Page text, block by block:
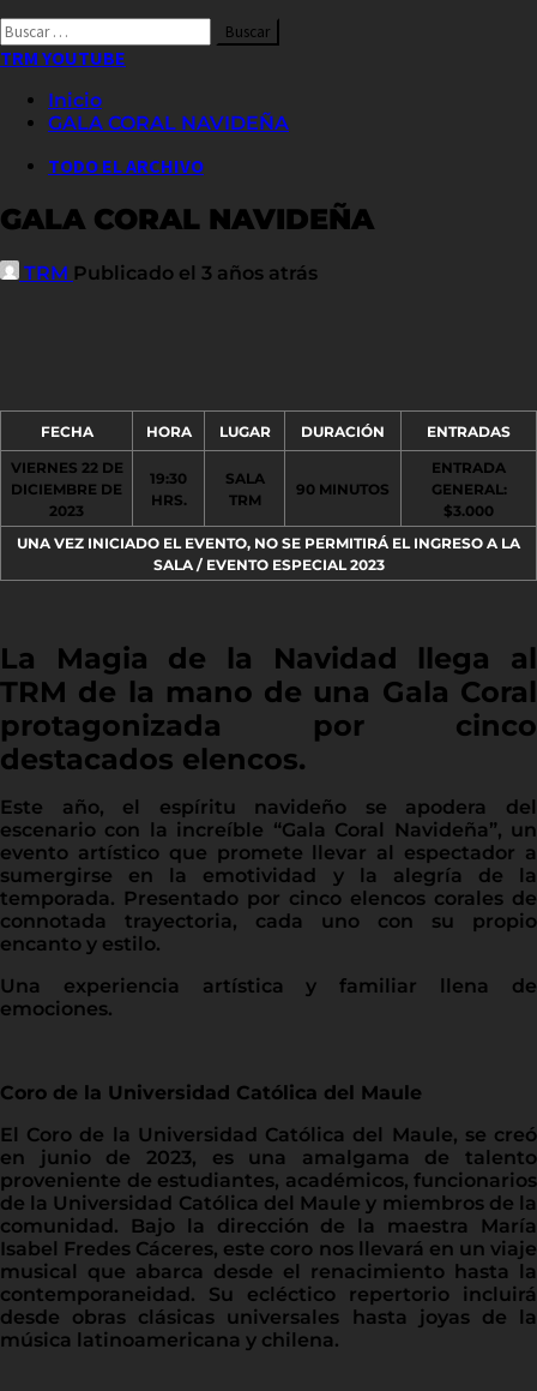
Buscar
por:
TRM YOUTUBE
Inicio
GALA CORAL NAVIDEÑA
TODO EL ARCHIVO
GALA CORAL NAVIDEÑA
TRM Publicado el 3 años atrás
FECHA HORA LUGAR DURACIÓN
ENTRADAS
VIERNES 22 DE
DICIEMBRE DE
2023
19:30
HRS.
SALA
TRM
90 MINUTOS
ENTRADA
GENERAL:
$3.000
UNA VEZ INICIADO EL EVENTO, NO SE PERMITIRÁ EL INGRESO A LA
SALA / EVENTO ESPECIAL 2023
La Magia de la Navidad llega al
TRM de la mano de una Gala Coral
protagonizada por cinco
destacados elencos.
Este año, el espíritu navideño se apodera del
escenario con la increíble “Gala Coral Navideña”, un
evento artístico que promete llevar al espectador a
sumergirse en la emotividad y la alegría de la
temporada. Presentado por cinco elencos corales de
connotada trayectoria, cada uno con su propio
encanto y estilo.
Una experiencia artística y familiar llena de
emociones.
Coro de la Universidad Católica del Maule
El Coro de la Universidad Católica del Maule, se creó
en junio de 2023, es una amalgama de talento
proveniente de estudiantes, académicos, funcionarios
de la Universidad Católica del Maule y miembros de la
comunidad. Bajo la dirección de la maestra María
Isabel Fredes Cáceres, este coro nos llevará en un viaje
musical que abarca desde el renacimiento hasta la
contemporaneidad. Su ecléctico repertorio incluirá
desde obras clásicas universales hasta joyas de la
música latinoamericana y chilena.